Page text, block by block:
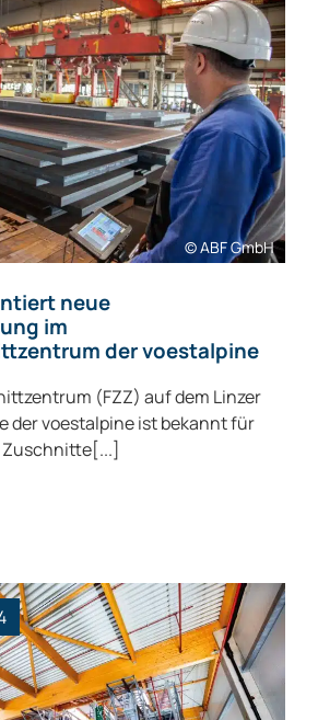
© ABF GmbH
neue
im
der voestalpine
(FZZ) auf dem Linzer
der voestalpine ist bekannt für